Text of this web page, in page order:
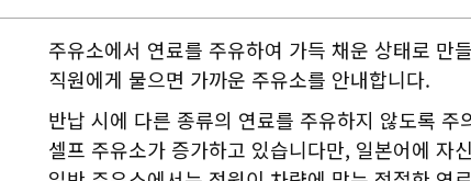
주유소에서 연료를 주유하여 가득 채운 상태로 만
직원에게 물으면 가까운 주유소를 안내합니다.
반납 시에 다른 종류의 연료를 주유하지 않도록 주
셀프 주유소가 증가하고 있습니다만, 일본어에 자